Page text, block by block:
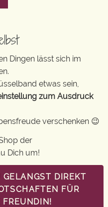
Dingen lässt sich im
etwas sein,
zum Ausdruck
verschenken 😉
der
Dich um!
DIREKT
FÜR
FREUNDIN!